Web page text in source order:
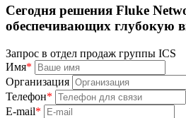
Сегодня решения Fluke
обеспечивающих глубокую
Запрос в отдел продаж группы ICS
Имя*
Организация
Телефон*
E-mail*